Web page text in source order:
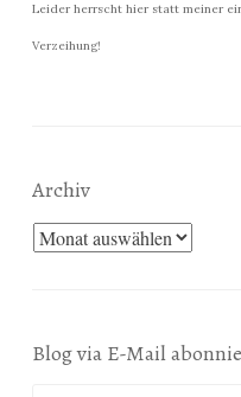
Leider herrscht hier statt meiner
Verzeihung!
Archiv
Archiv
Blog via E-Mail